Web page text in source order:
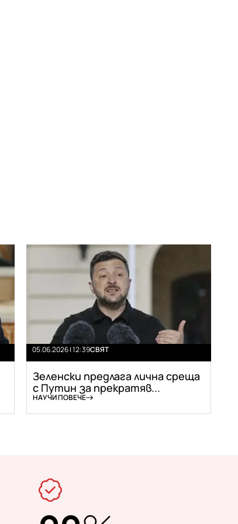
05.06.2026 | 12:39СВЯТ
Зеленски предлага лична среща
с Путин за прекратяв...
НАУЧИ ПОВЕЧЕ